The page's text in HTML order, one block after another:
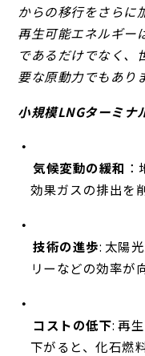
からの移行をさらに
再生可能エネルギー
であるだけでなく、
要な原動力でもあり
小規模LNGターミナ
気候変動の緩和
効果ガスの排出を
技術の進歩: 太陽
リーなどの効率が
コストの低下: 再
下がると、化石燃